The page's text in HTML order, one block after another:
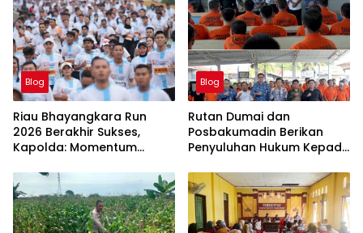
Blog
Riau Bhayangkara Run
2026 Berakhir Sukses,
Kapolda: Momentum
Perkuat Sport Tourism Riau
Blog
Rutan Dumai dan
Posbakumadin Berikan
Penyuluhan Hukum Kepada